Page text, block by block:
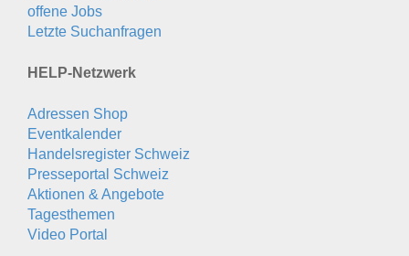
offene Jobs
Letzte Suchanfragen
HELP-Netzwerk
Adressen Shop
Eventkalender
Handelsregister Schweiz
Presseportal Schweiz
Aktionen & Angebote
Tagesthemen
Video Portal